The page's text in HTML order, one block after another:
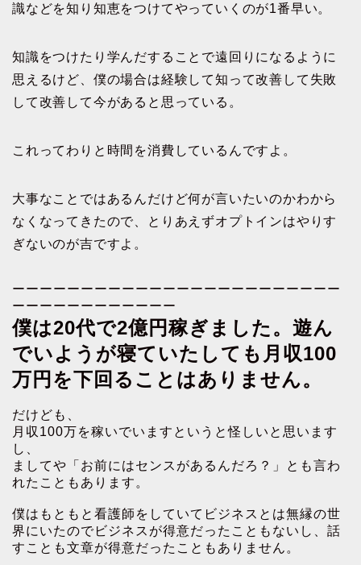
識などを知り知恵をつけてやっていくのが1番早い。
知識をつけたり学んだすることで遠回りになるように
思えるけど、僕の場合は経験して知って改善して失敗
して改善して今があると思っている。
これってわりと時間を消費しているんですよ。
大事なことではあるんだけど何が言いたいのかわから
なくなってきたので、とりあえずオプトインはやりす
ぎないのが吉ですよ。
ーーーーーーーーーーーーーーーーーーーーーーーー
ーーーーーーーーーーーー
僕は20代で2億円稼ぎました。遊ん
でいようが寝ていたしても月収100
万円を下回ることはありません。
だけども、
月収100万を稼いでいますというと怪しいと思います
し、
ましてや「お前にはセンスがあるんだろ？」とも言わ
れたこともあります。
僕はもともと看護師をしていてビジネスとは無縁の世
界にいたのでビジネスが得意だったこともないし、話
すことも文章が得意だったこともありません。